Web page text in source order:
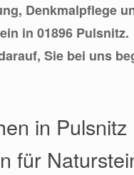
Denkmalpflege
in 01896 Pulsnitz.
Sie bei uns
in Pulsnitz
für